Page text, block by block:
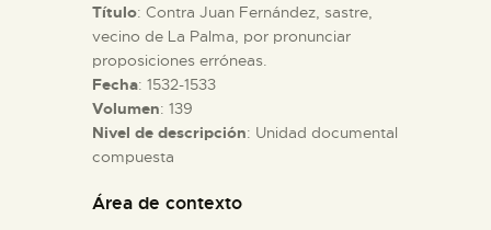
█
EL MUSEO
COLECCIONES
Título: Contra Juan Fernández, sastre,
vecino de La Palma, por pronunciar
proposiciones erróneas.
Fecha: 1532-1533
Volumen: 139
Nivel de descripción: Unidad documental
compuesta
Área de contexto